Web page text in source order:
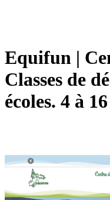
Equifun |
Classes de
écoles. 4 à